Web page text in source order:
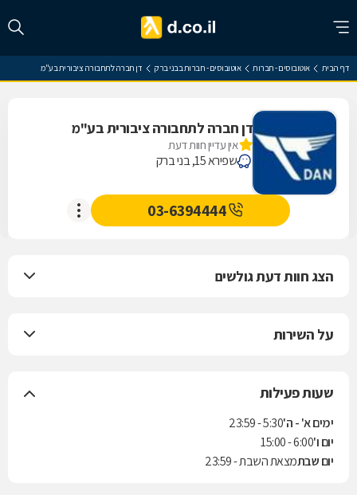
דף הבית אוטובוסים - חברות אוטובוסים - חברות בבני ברק דן חברה לתחבורה ציבורית בע"מ
דן חברה לתחבורה ציבורית בע"מ
אין עדיין חוות דעת
שפירא 15, בני ברק
03-6394444
הצג חוות דעת גולשים
על השירות
שעות פעילות
ימים א' - ה'5:30 - 23:59
יום ו'6:00 - 15:00
יום שבתמצאת השבת - 23:59